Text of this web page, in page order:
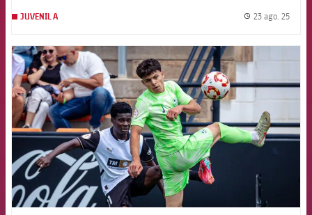
JUVENIL A 23 ago. 25
FCB Barcelona badge